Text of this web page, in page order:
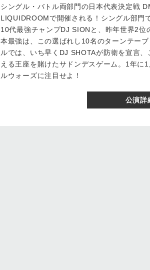
シングル・バトル両部門の日本代表決定戦
LIQUIDROOMで開催される！シングル部門
10代最強チャンプDJ SIONと、昨年世界2
本最強は、この選ばれし10名のターンテー
ルでは、いち早くDJ SHOTAが防衛を宣言
える王座を賭けたサドンデスゲーム。1年に
ルウォーズに注目せよ！
公演詳